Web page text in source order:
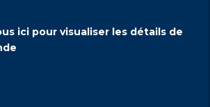
ici pour visualiser les détails de